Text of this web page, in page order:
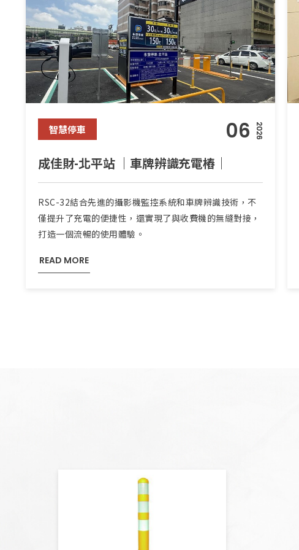
智慧停車 06 2026
成佳財-北平站 ｜車牌辨識充電樁｜
RSC-32結合先進的攝影機監控系統和車牌辨識技術，不
僅提升了充電的便捷性，還實現了與收費機的無縫對接，
打造一個流暢的使用體驗。
READ MORE